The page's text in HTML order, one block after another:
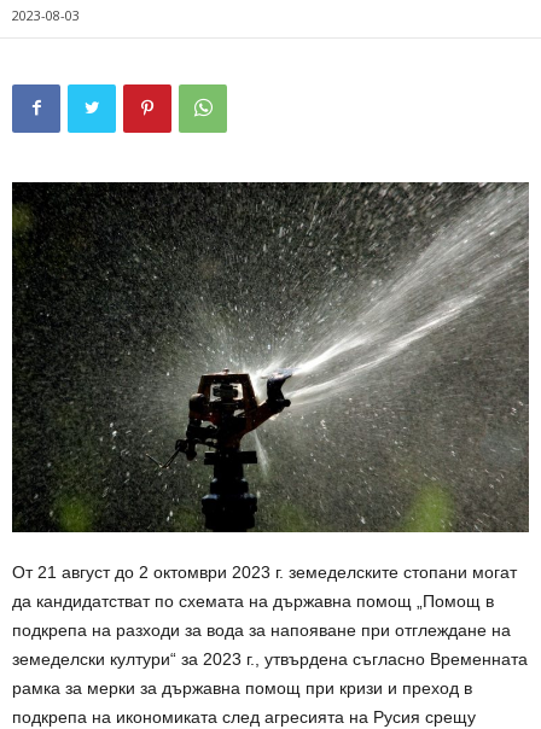
2023-08-03
От 21 август до 2 октомври 2023 г. земеделските стопани могат
да кандидатстват по схемата на държавна помощ „Помощ в
подкрепа на разходи за вода за напояване при отглеждане на
земеделски култури“ за 2023 г., утвърдена съгласно Временната
рамка за мерки за държавна помощ при кризи и преход в
подкрепа на икономиката след агресията на Русия срещу